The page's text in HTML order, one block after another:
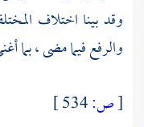
وقد بينا اختلاف
والرفع فيما مضى ، بما
[ص: